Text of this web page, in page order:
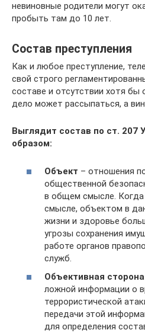
невиновные родители могут
пробыть там до 10 лет.
Состав преступления
Как и любое преступление,
свой строго
составе и отсутствии хотя бы
дело может рассыпаться, а
Выглядит состав по ст.
образом:
Объект – отношения
общественной
в общем смысле.
смысле, объектом в
жизни и здоровье
угрозы сохранения
работе органов
служб.
Объективная сторона
ложной информации о
террористической
передачи этой
для определения